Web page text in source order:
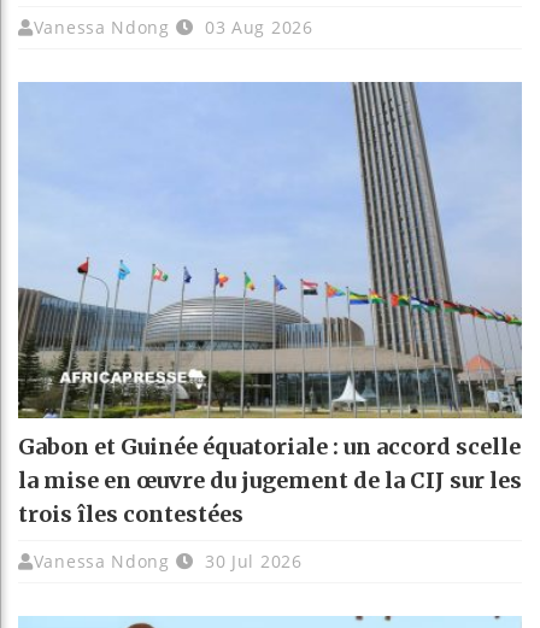
Vanessa Ndong 03 Aug 2026
Gabon et Guinée équatoriale : un accord scelle
la mise en œuvre du jugement de la CIJ sur les
trois îles contestées
Vanessa Ndong 30 Jul 2026